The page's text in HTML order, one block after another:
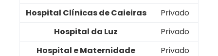
Hospital Clínicas de Caieiras
Privado
Hospital da Luz
Privado
Hospital e Maternidade
Privado